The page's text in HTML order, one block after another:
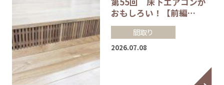
おもしろい！【前編…
間取り
2026.07.08